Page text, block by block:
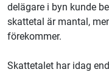
delägare i byn kunde
skattetal är mantal,
förekommer.
Skattetalet har idag